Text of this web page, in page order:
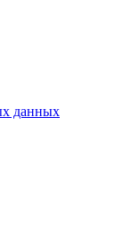
данных